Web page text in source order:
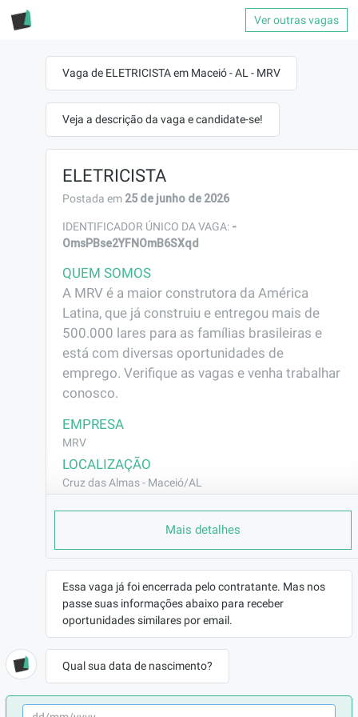
Ver outras vagas
Vaga de ELETRICISTA em Maceió - AL - MRV
Veja a descrição da vaga e candidate-se!
ELETRICISTA
Postada em 25 de junho de 2026
IDENTIFICADOR ÚNICO DA VAGA: -
OmsPBse2YFNOmB6SXqd
QUEM SOMOS
A MRV é a maior construtora da América
Latina, que já construiu e entregou mais de
500.000 lares para as famílias brasileiras e
está com diversas oportunidades de
emprego. Verifique as vagas e venha trabalhar
conosco.
EMPRESA
MRV
LOCALIZAÇÃO
Cruz das Almas - Maceió/AL
CONTRATO
REMUNERAÇÃO
R$2606,56
VAGA AFIRMATIVA
Não
Construção Civil
BENEFÍCIOS
a combinar
Mais detalhes
Essa vaga já foi encerrada pelo contratante. Mas nos
passe suas informações abaixo para receber
oportunidades similares por email.
Qual sua data de nascimento?